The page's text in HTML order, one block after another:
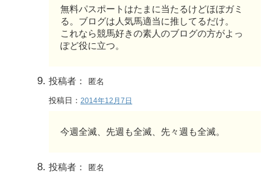
無料パスポートはたまに当たるけどほぼガミ
る。ブログは人気馬適当に推してるだけ。
これなら競馬好きの素人のブログの方がよっ
ぽど役に立つ。
投稿者： 匿名
投稿日： 2014年12月7日
今週全滅、先週も全滅、先々週も全滅。
投稿者： 匿名